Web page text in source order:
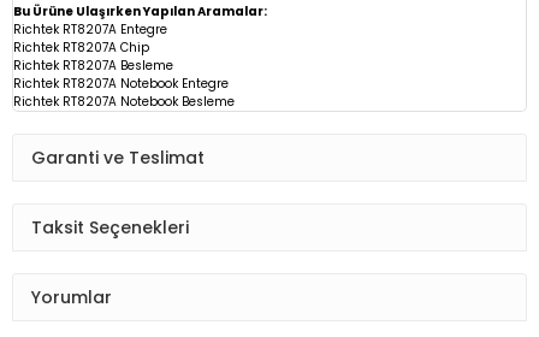
Bu Ürüne Ulaşırken Yapılan Aramalar:
Richtek RT8207A Entegre
Richtek RT8207A Chip
Richtek RT8207A Besleme
Richtek RT8207A Notebook Entegre
Richtek RT8207A Notebook Besleme
Garanti ve Teslimat
Taksit Seçenekleri
Yorumlar